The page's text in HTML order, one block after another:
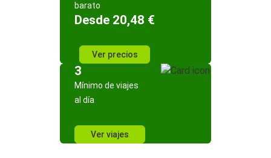
barato
Desde 20,48 €
Ver precios
3
Mínimo de viajes
al día
Ver viajes